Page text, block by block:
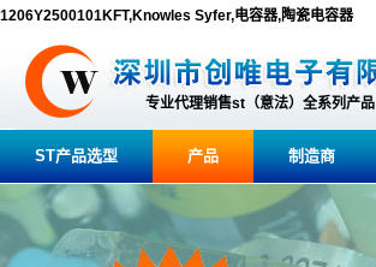
1206Y2500101KFT,Knowles Syfer,电容器,陶瓷电容器
专业代理销售st（意法）全系列产品
ST产品选型 产品 制造商